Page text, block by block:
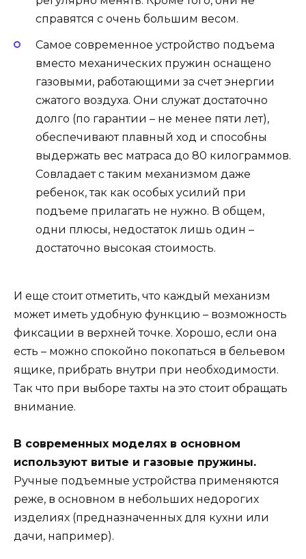
справятся с очень большим весом.
Самое современное устройство подъема
вместо механических пружин оснащено
газовыми, работающими за счет энергии
сжатого воздуха. Они служат достаточно
долго (по гарантии – не менее пяти лет),
обеспечивают плавный ход и способны
выдержать вес матраса до 80 килограммов.
Совладает с таким механизмом даже
ребенок, так как особых усилий при
подъеме прилагать не нужно. В общем,
одни плюсы, недостаток лишь один –
достаточно высокая стоимость.
И еще стоит отметить, что каждый механизм
может иметь удобную функцию – возможность
фиксации в верхней точке. Хорошо, если она
есть – можно спокойно покопаться в бельевом
ящике, прибрать внутри при необходимости.
Так что при выборе тахты на это стоит обращать
внимание.
В современных моделях в основном
используют витые и газовые пружины.
Ручные подъемные устройства применяются
реже, в основном в небольших недорогих
изделиях (предназначенных для кухни или
дачи, например).